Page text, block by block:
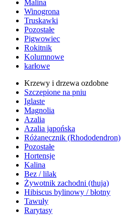
Malina
Winogrona
Truskawki
Pozostałe
Pigwowiec
Rokitnik
Kolumnowe
karłowe
Krzewy i drzewa ozdobne
Szczepione na pniu
Iglaste
Magnolia
Azalia
Azalia japońska
Różanecznik (Rhododendron)
Pozostałe
Hortensje
Kalina
Bez / lilak
Żywotnik zachodni (thuja)
Hibiscus bylinowy / błotny
Tawuły
Rarytasy